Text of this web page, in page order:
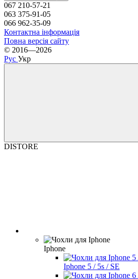
067 210-57-21
063 375-91-05
066 962-35-09
Контактна інформація
Повна версія сайту
© 2016—2026
Рус Укр
DISTORE
Iphone
Iphone 5 / 5s / SE